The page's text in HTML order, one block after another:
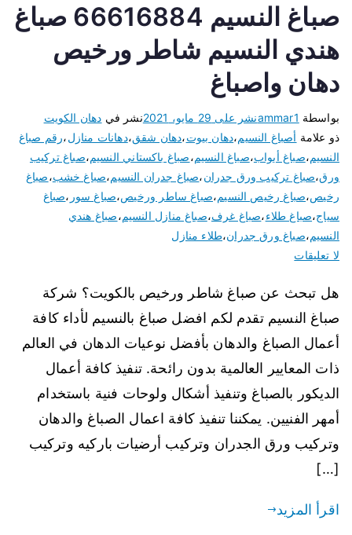
صباغ النسيم 66616884 صباغ
هندي النسيم شاطر ورخيص
دهان واصباغ
بواسطة ammar1نشر على 29 مايو، 2021 نشر في دهان الكويت
ذو علامة أصباغ النسيم،دهان بيوت،دهان شقق،دهانات منازل،رقم صباغ
النسيم،صباغ أبواب،صباغ النسيم،صباغ باكستاني النسيم،صباغ تركيب
ورق،صباغ تركيب ورق جدران،صباغ جدران النسيم،صباغ خشب،صباغ
رخيص،صباغ رخيص النسيم،صباغ ساطر ورخيص،صباغ سور ،صباغ
سياج،صباغ طلاء،صباغ غرف،صباغ منازل النسيم،صباغ هندي
النسيم،صباغ ورق جدران،طلاء منازل
لا تعليقات
هل تبحث عن صباغ شاطر ورخيص بالكويت؟ شركة
صباغ النسيم تقدم لكم افضل صباغ بالنسيم لأداء كافة
أعمال الصباغ والدهان بأفضل نوعيات الدهان في العالم
ذات المعايير العالمية بدون رائحة. تنفيذ كافة أعمال
الديكور بالصباغ وتنفيذ أشكال ولوحات فنية باستخدام
أمهر الفنيين. يمكننا تنفيذ كافة اعمال الصباغ والدهان
وتركيب ورق الجدران وتركيب أرضيات باركيه وتركيب
[…]
اقرأ المزيد